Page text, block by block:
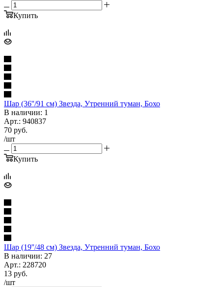
Купить
Шар (36''/91 см) Звезда, Утренний туман, Бохо
В наличии: 1
Арт.: 940837
70 руб.
/шт
Купить
Шар (19''/48 см) Звезда, Утренний туман, Бохо
В наличии: 27
Арт.: 228720
13 руб.
/шт